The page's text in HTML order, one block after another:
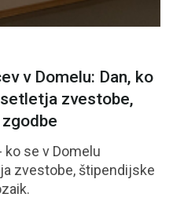
v Domelu: Dan, ko
zvestobe,
ko se v Domelu
zvestobe, štipendijske